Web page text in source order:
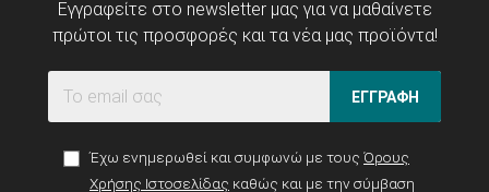
Εγγραφείτε στο newsletter μας για να μαθαίνετε
πρώτοι τις προσφορές και τα νέα μας προϊόντα!
ΕΓΓΡΑΦΗ
Έχω ενημερωθεί και συμφωνώ με τους Όρους
Χρήσης Ιστοσελίδας καθώς και με την σύμβαση